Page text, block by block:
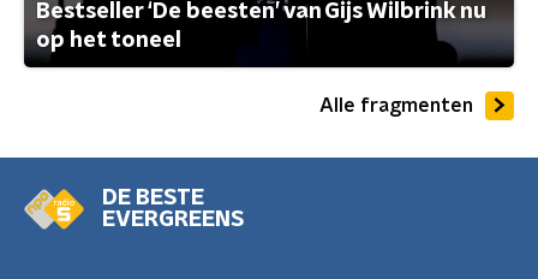
Bestseller ‘De beesten’ van Gijs Wilbrink nu
op het toneel
Alle fragmenten
DE BESTE
EVERGREENS